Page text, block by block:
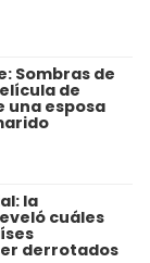
Sombras de
de
una esposa
la
cuáles
derrotados